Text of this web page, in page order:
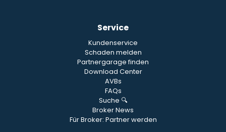
Service
Kundenservice
Schaden melden
Partnergarage finden
Download Center
AVBs
FAQs
Suche 🔍
Broker News
Für Broker: Partner werden